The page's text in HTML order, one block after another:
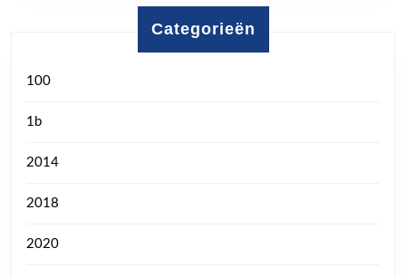
Categorieën
100
1b
2014
2018
2020